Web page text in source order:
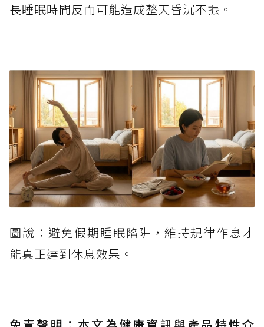
長睡眠時間反而可能造成整天昏沉不振。
圖說：避免假期睡眠陷阱，維持規律作息才
能真正達到休息效果。